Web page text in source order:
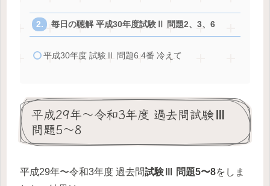
毎日の聴解 平成30年度試験Ⅱ 問題2、3、6
平成30年度 試験Ⅱ 問題6 4番 冷えて
平成29年〜令和3年度 過去問試験Ⅲ
問題5〜8
平成29年〜令和3年度 過去問試験Ⅲ 問題5〜8をしま